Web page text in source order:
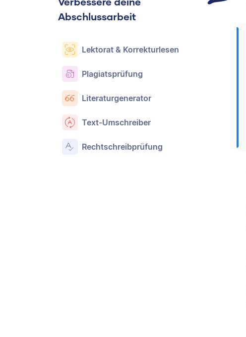
Abschlussarbeit
Lektorat & Korrekturlesen
Plagiatsprüfung
Literaturgenerator
Text-Umschreiber
Rechtschreibprüfung